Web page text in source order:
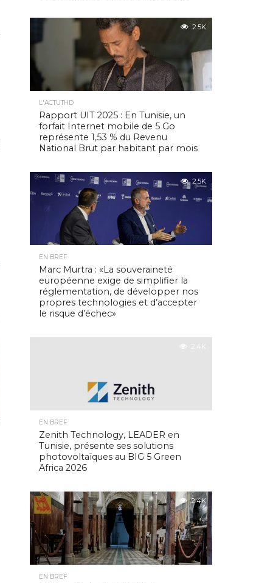
2.5K
L'ACTUTHD
Rapport UIT 2025 : En Tunisie, un
forfait Internet mobile de 5 Go
représente 1,53 % du Revenu
National Brut par habitant par mois
2.5K
EN BREF
Marc Murtra : «La souveraineté
européenne exige de simplifier la
réglementation, de développer nos
propres technologies et d’accepter
le risque d’échec»
2.4K
EN BREF
Zenith Technology, LEADER en
Tunisie, présente ses solutions
photovoltaïques au BIG 5 Green
Africa 2026
2.4K
EN BREF